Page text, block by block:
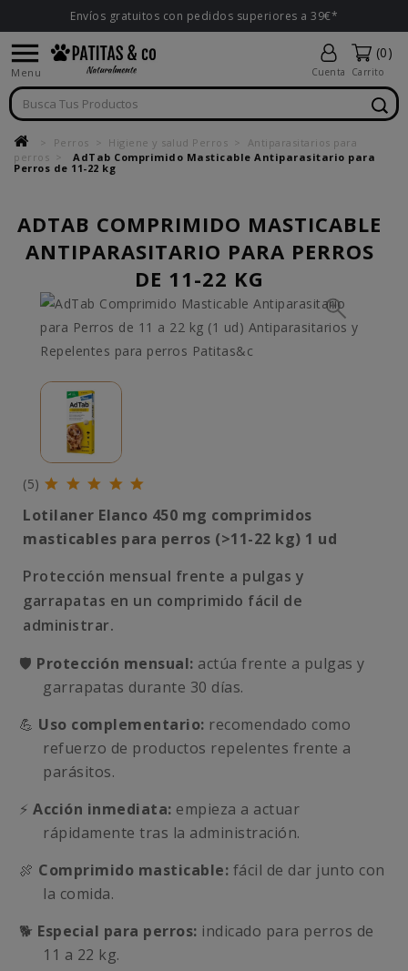
Envíos gratuitos con pedidos superiores a 39€*

Menu Cuenta
(0)
Carrito
Perros Higiene y salud Perros
Antiparasitarios para
perros
AdTab Comprimido Masticable Antiparasitario para
Perros de 11-22 kg
ADTAB COMPRIMIDO MASTICABLE
ANTIPARASITARIO PARA PERROS
DE 11-22 KG
(5)
Lotilaner Elanco 450 mg comprimidos
masticables para perros (>11-22 kg) 1 ud
Protección mensual frente a pulgas y
garrapatas en un comprimido fácil de
administrar.
🛡️ Protección mensual: actúa frente a pulgas y
garrapatas durante 30 días.
💪 Uso complementario: recomendado como
refuerzo de productos repelentes frente a
parásitos.
⚡ Acción inmediata: empieza a actuar
rápidamente tras la administración.
🍖 Comprimido masticable: fácil de dar junto con
la comida.
🐕 Especial para perros: indicado para perros de
11 a 22 kg.